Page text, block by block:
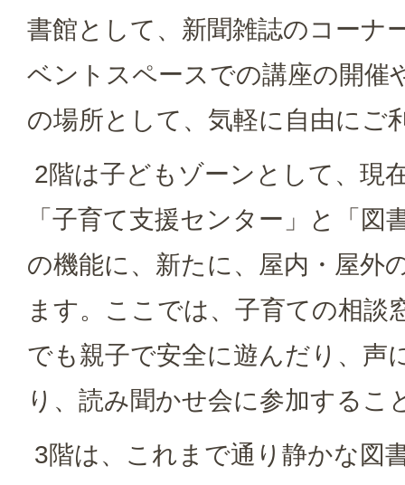
書館として、新聞雑誌のコーナ
ベントスペースでの講座の開催
の場所として、気軽に自由にご
2階は子どもゾーンとして、現
「子育て支援センター」と「図
の機能に、新たに、屋内・屋外
ます。ここでは、子育ての相談
でも親子で安全に遊んだり、声
り、読み聞かせ会に参加するこ
3階は、これまで通り静かな図